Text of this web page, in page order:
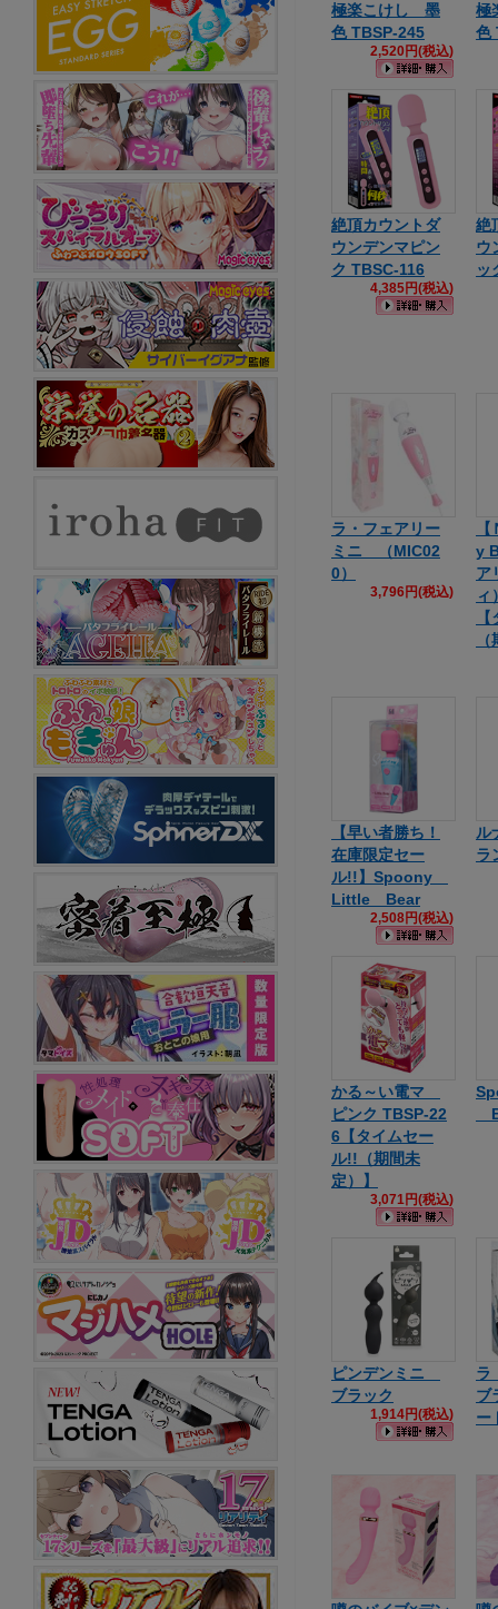
極楽こけし 墨
色 TBSP-245
2,520円(税込)
極
色
絶頂カウントダ
ウンデンマピン
ク TBSC-116
4,385円(税込)
絶
ウ
ッ
ラ・フェアリー
ミニ （MIC02
0）
3,796円(税込)
y
ア
ィ
【早い者勝ち！
在庫限定セー
ル!!】Spoony
Little Bear
2,508円(税込)
ル
ラ
かる～い電マ
ピンク TBSP-22
6【タイムセー
ル!!（期間未
定）】
3,071円(税込)
ピンデンミニ
ブラック
1,914円(税込)
ラ
ブ
ー